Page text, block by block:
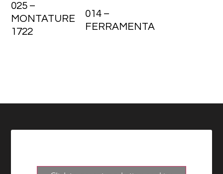
025 –
MONTATURE
1722
014 –
FERRAMENTA